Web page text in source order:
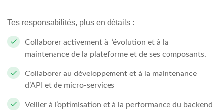
Tes responsabilités, plus en détails :
Collaborer activement à l’évolution et à la
maintenance de la plateforme et de ses composants.
Collaborer au développement et à la maintenance
d’API et de micro-services
Veiller à l’optimisation et à la performance du backend